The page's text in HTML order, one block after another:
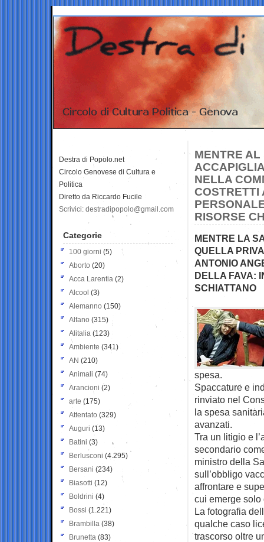
MENTRE AL
NELLA
COSTRETTI
RISORSE
MENTRE LA
QUELLA
ANTONIO
DELLA FAVA:
SCHIATTANO
spesa.
Spaccature e
rinviato nel
la spesa
avanzati.
Tra un litigio e
secondario
ministro della
sull’obbligo
affrontare e
cui emerge
La fotografia
qualche caso
trascorso oltre
Destra di Popolo.net
Circolo Genovese di Cultura e
Politica
Diretto da Riccardo Fucile
Scrivici: destradipopolo@gmail.com
Categorie
100 giorni (5)
Aborto (20)
Acca Larentia (2)
Alcool (3)
Alemanno (150)
Alfano (315)
Alitalia (123)
Ambiente (341)
AN (210)
Animali (74)
Arancioni (2)
arte (175)
Attentato (329)
Auguri (13)
Batini (3)
Berlusconi (4.295)
Bersani (234)
Biasotti (12)
Boldrini (4)
Bossi (1.221)
Brambilla (38)
Brunetta (83)